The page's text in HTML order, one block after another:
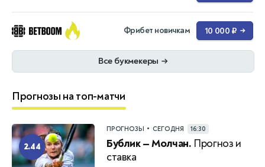
Фрибет новичкам 10 000 ₽ →
Все букмекеры →
Прогнозы на топ-матчи
2.44
ПРОГНОЗЫ • СЕГОДНЯ 16:30
Бублик — Молчан. Прогноз и
ставка